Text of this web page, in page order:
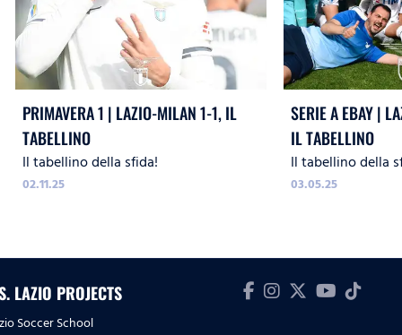
PRIMAVERA 1 | LAZIO-MILAN 1-1, IL
TABELLINO
Il tabellino della sfida!
02.11.25
SERIE A EBAY |
IL TABELLINO
Il tabellino della
03.05.25
LAZIO PROJECTS
Soccer School